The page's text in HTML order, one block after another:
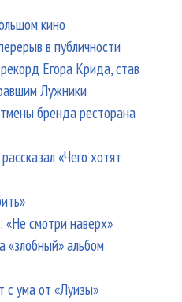
кино
в публичности
Егора Крида, став
Лужники
бренда ресторана
«Чего хотят
смотри наверх»
«злобный» альбом
с ума от «Луизы»